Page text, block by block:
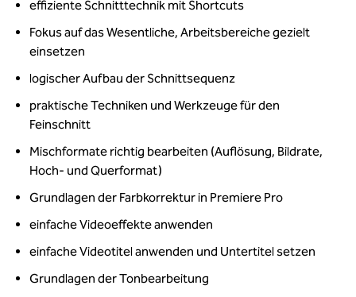
effiziente Schnitttechnik mit Shortcuts
Fokus auf das Wesentliche, Arbeitsbereiche gezielt
einsetzen
logischer Aufbau der Schnittsequenz
praktische Techniken und Werkzeuge für den
Feinschnitt
Mischformate richtig bearbeiten (Auflösung, Bildrate,
Hoch- und Querformat)
Grundlagen der Farbkorrektur in Premiere Pro
einfache Videoeffekte anwenden
einfache Videotitel anwenden und Untertitel setzen
Grundlagen der Tonbearbeitung